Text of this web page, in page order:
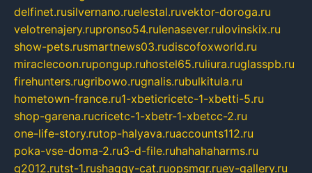
delfinet.rusilvernano.ruelestal.ruvektor-doroga.ru
velotrenajery.rupronso54.rulenasever.rulovinskix.ru
show-pets.rusmartnews03.rudiscofoxworld.ru
miraclecoon.rupongup.ruhostel65.ruliura.ruglasspb.ru
firehunters.rugribowo.rugnalis.rubulkitula.ru
hometown-france.ru1-xbeticricetc-1-xbetti-5.ru
shop-garena.rucricetc-1-xbetr-1-xbetcc-2.ru
one-life-story.rutop-halyava.ruaccounts112.ru
poka-vse-doma-2.ru3-d-file.ruhahahaharms.ru
g2012.rutst-1.rushaggy-cat.ruopsmgr.ruev-gallery.ru